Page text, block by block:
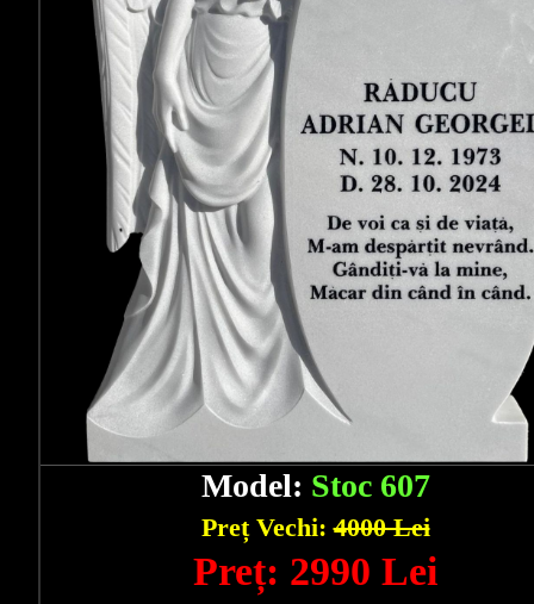
Model: Stoc 607
Preț Vechi:4000 Lei
Preț: 2990 Lei